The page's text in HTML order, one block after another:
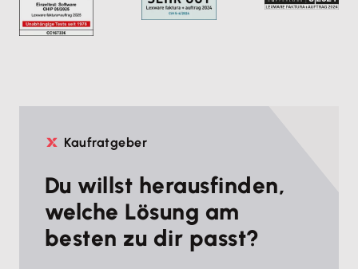
Kaufratgeber
Du willst herausfinden,
welche Lösung am
besten zu dir passt?